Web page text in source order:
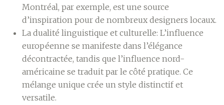
Montréal, par exemple, est une source
d’inspiration pour de nombreux designers locaux.
La dualité linguistique et culturelle: L’influence
européenne se manifeste dans l’élégance
décontractée, tandis que l’influence nord-
américaine se traduit par le côté pratique. Ce
mélange unique crée un style distinctif et
versatile.